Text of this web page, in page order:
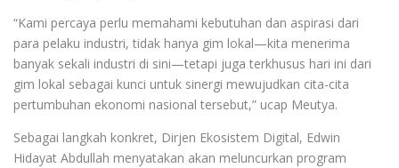
“Kami percaya perlu memahami kebutuhan dan aspirasi dari
para pelaku industri, tidak hanya gim lokal—kita menerima
banyak sekali industri di sini—tetapi juga terkhusus hari ini dari
gim lokal sebagai kunci untuk sinergi mewujudkan cita-cita
pertumbuhan ekonomi nasional tersebut,” ucap Meutya.
Sebagai langkah konkret, Dirjen Ekosistem Digital, Edwin
Hidayat Abdullah menyatakan akan meluncurkan program